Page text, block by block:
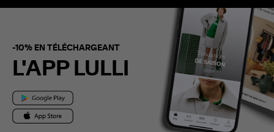
-10% EN TÉLÉCHARGEANT
L'APP LULLI